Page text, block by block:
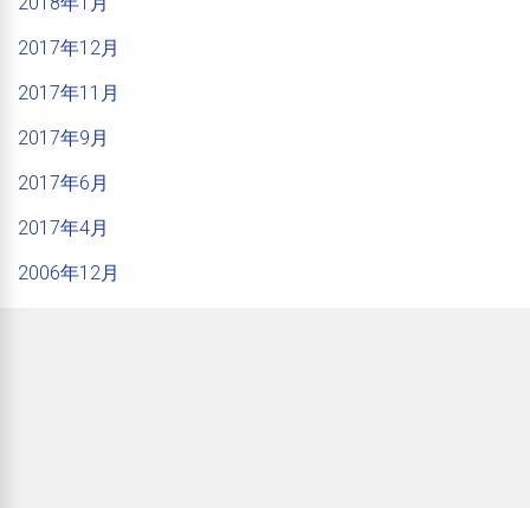
2017年12月
2017年11月
2017年9月
2017年6月
2017年4月
2006年12月